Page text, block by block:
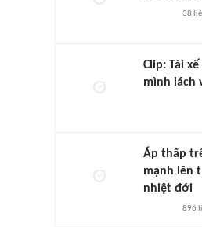
38
Clip: Tài
mình lách
Áp thấp
mạnh lên
nhiệt đới
896